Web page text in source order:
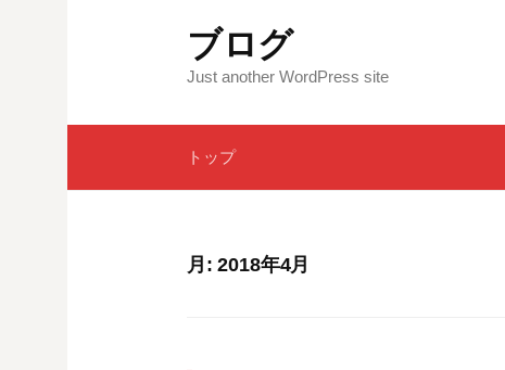
ツ
ス
ブログ
Just another WordPress site
トップ
月:2018年4月